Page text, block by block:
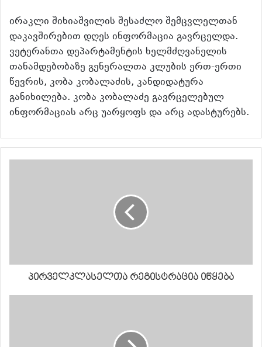
ირაკლი შიხიაშვილის შესაძლო შემცვლელთან
დაკავშირებით დღეს ინფორმაცია გავრცელდა.
ვეტერანთა დეპარტამენტის ხელმძღვანელის
თანამდებობაზე გენერალთა კლუბის ერთ-ერთი
წევრის, კობა კობალაძის, კანდიდატურა
განიხილება. კობა კობალაძე გავრცელებულ
ინფორმაციას არც უარყოფს და არც ადასტურებს.
პირველკლასელთა რეგისტრაცია იწყება